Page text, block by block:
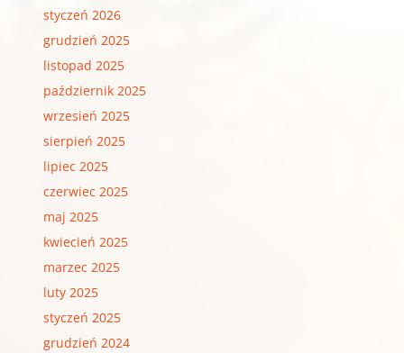
styczeń 2026
grudzień 2025
listopad 2025
październik 2025
wrzesień 2025
sierpień 2025
lipiec 2025
czerwiec 2025
maj 2025
kwiecień 2025
marzec 2025
luty 2025
styczeń 2025
grudzień 2024